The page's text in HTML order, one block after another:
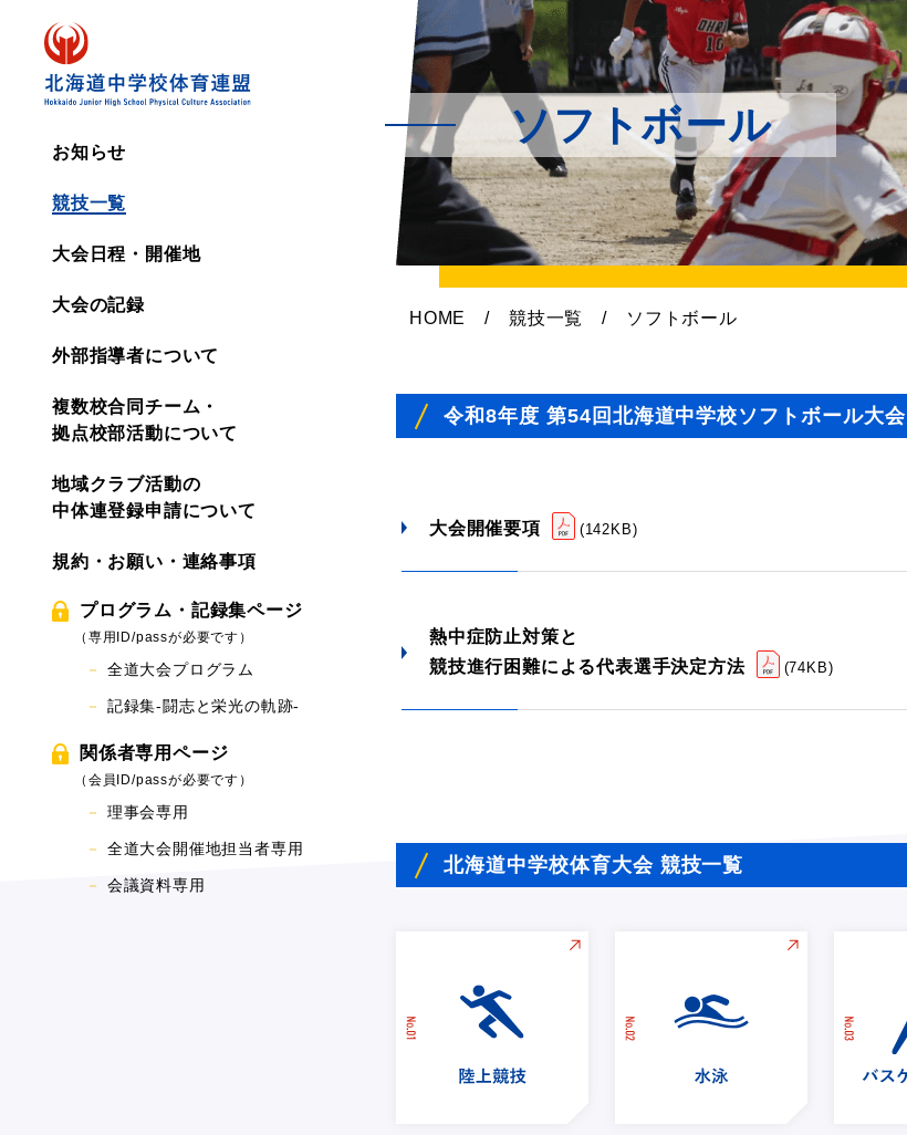
お知らせ
競技一覧
大会日程・開催地
大会の記録
外部指導者について
複数校合同チーム・
拠点校部活動について
地域クラブ活動の
中体連登録申請について
規約・お願い・連絡事項
プログラム・記録集ページ
（専用ID/passが必要です）
全道大会プログラム
記録集-闘志と栄光の軌跡-
関係者専用ページ
（会員ID/passが必要です）
理事会専用
全道大会開催地担当者専用
会議資料専用
ソフトボール
HOME / 競技一覧 / ソフトボール
令和8年度 第54回北海道中学校ソフトボール大会
大会開催要項 (142KB)
熱中症防止対策と
競技進行困難による代表選手決定方法
(74KB)
北海道中学校体育大会 競技一覧